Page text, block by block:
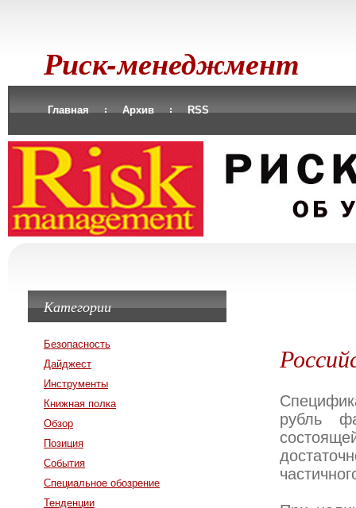
Риск-менеджмент
Главная Архив RSS
рубль
Категории
Безопасность
Дайджест
Инструменты
Книжная полка
Обзор
Позиция
События
Специальное обозрение
Тенденции